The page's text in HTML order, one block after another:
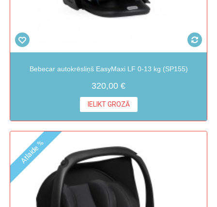
Bebecar autokrēsliņš EasyMaxi LF 0-13 kg (SP155)
320,00 €
IELIKT GROZĀ
Atlaide %